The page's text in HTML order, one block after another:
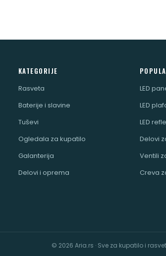
KATEGORIJE
Rasveta
Baterije i slavine
Tuševi
Ogledala za kupatilo
Galanterija
Delovi i oprema
LED
LED
LED
Delovi
Ventili
Creva
© 2026 Aria.rs · Sve za kupatilo i